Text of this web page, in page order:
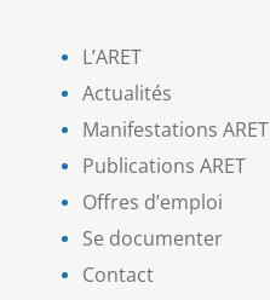
L’ARET
Actualités
Manifestations ARET
Publications ARET
Offres d’emploi
Se documenter
Contact